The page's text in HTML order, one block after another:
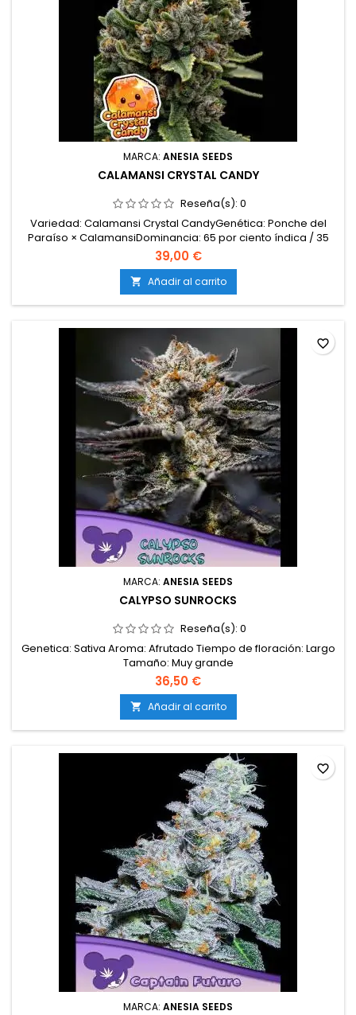
MARCA: ANESIA SEEDS
CALAMANSI CRYSTAL CANDY
Reseña(s): 0
Variedad: Calamansi Crystal CandyGenética: Ponche del
Paraíso × CalamansiDominancia: 65 por ciento índica / 35
por ciento sativaTHC: 32–34 por cientoFloración: 9–10
semanasCosecha exterior: Principios de octubreAltura
interior: 130–170 cmAltura exterior: 200–300 cmProducción
interior: 600–650 g por m²Producción exterior:...
39,00 €
 Añadir al carrito
MARCA: ANESIA SEEDS
CALYPSO SUNROCKS
Reseña(s): 0
Genetica: Sativa Aroma: Afrutado Tiempo de floración: Largo
Tamaño: Muy grande
36,50 €
 Añadir al carrito
favorite_border
MARCA: ANESIA SEEDS
favorite_border